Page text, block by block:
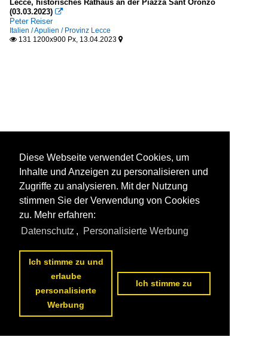
Lecce, historisches Rathaus an der Piazza Sant Oronzo
(03.03.2023) 
Peter Reiser
Italien / Apulien / Provinz Lecce
 131 1200x900 Px, 13.04.2023 
Diese Webseite verwendet Cookies, um
Inhalte und Anzeigen zu personalisieren und
Zugriffe zu analysieren. Mit der Nutzung
stimmen Sie der Verwendung von Cookies
zu. Mehr erfahren:
Datenschutz , Personalisierte Werbung
Ich stimme zu und
erlaube
personalisierte
Werbung
Ich stimme zu